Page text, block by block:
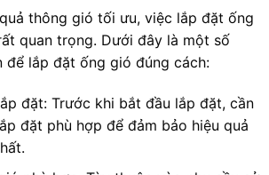
thông gió tối ưu, việc lắp đặt ống
quan trọng. Dưới đây là một số
để lắp đặt ống gió đúng cách:
đặt: Trước khi bắt đầu lắp đặt, cần
đặt phù hợp để đảm bảo hiệu quả